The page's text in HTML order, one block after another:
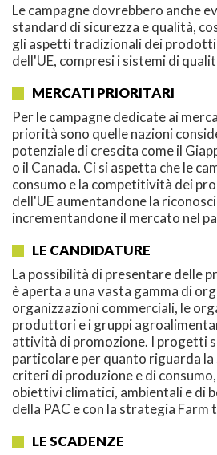
Le campagne dovrebbero anche
standard di sicurezza e qualità,
gli aspetti tradizionali dei
dell'UE, compresi i sistemi di
MERCATI PRIORITARI
Per le campagne dedicate ai
priorità sono quelle nazioni
potenziale di crescita come il
o il Canada. Ci si aspetta che le
consumo e la competitività dei
dell'UE aumentandone la
incrementandone il mercato nel
LE CANDIDATURE
La possibilità di presentare delle
è aperta a una vasta gamma di
organizzazioni commerciali, le
produttori e i gruppi
attività di promozione. I progetti
particolare per quanto riguarda
criteri di produzione e di
obiettivi climatici, ambientali e di
della PAC e con la strategia Farm
LE SCADENZE